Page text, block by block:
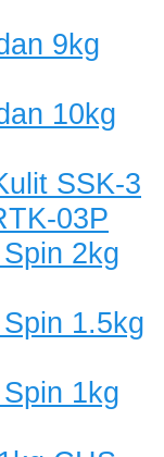
9kg
10kg
SSK-3
03P
2kg
1.5kg
1kg